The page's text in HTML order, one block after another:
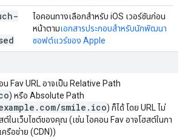
ไอคอนทางเลือกสำหรับ iOS เวอร์ชันก่อน
หน้าตามเอกสารประกอบสำหรับนักพัฒนา
ซอฟต์แวร์ของ Apple
น Fav URL อาจเป็น Relative Path
) หรือ Absolute Path
smile.ico) ก็ได้ โดย URL ไม่
ต์ในเว็บไซต์ของคุณ (เช่น ไอคอน Fav อาจโฮสต์ในกา
ครือข่าย (CDN))